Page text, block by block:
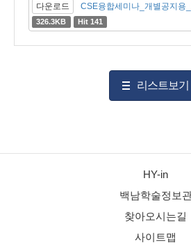
다운로드 CSE융합세미나_개별공지용
326.3KB Hit 141
리스트보기
HY-in
백남학술정보
찾아오시는길
사이트맵